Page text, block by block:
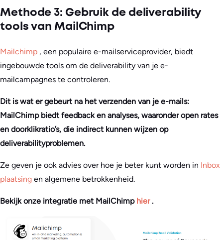
Methode 3: Gebruik de deliverability
tools van MailChimp
Mailchimp , een populaire e-mailserviceprovider, biedt
ingebouwde tools om de deliverability van je e-
mailcampagnes te controleren.
Dit is wat er gebeurt na het verzenden van je e-mails:
MailChimp biedt feedback en analyses, waaronder open rates
en doorklikratio’s, die indirect kunnen wijzen op
deliverabilityproblemen.
Ze geven je ook advies over hoe je beter kunt worden in Inbox
plaatsing en algemene betrokkenheid.
Bekijk onze integratie met MailChimp hier.